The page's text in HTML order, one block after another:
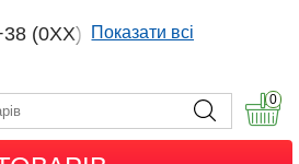
(0XX) XXXПоказати всі
0